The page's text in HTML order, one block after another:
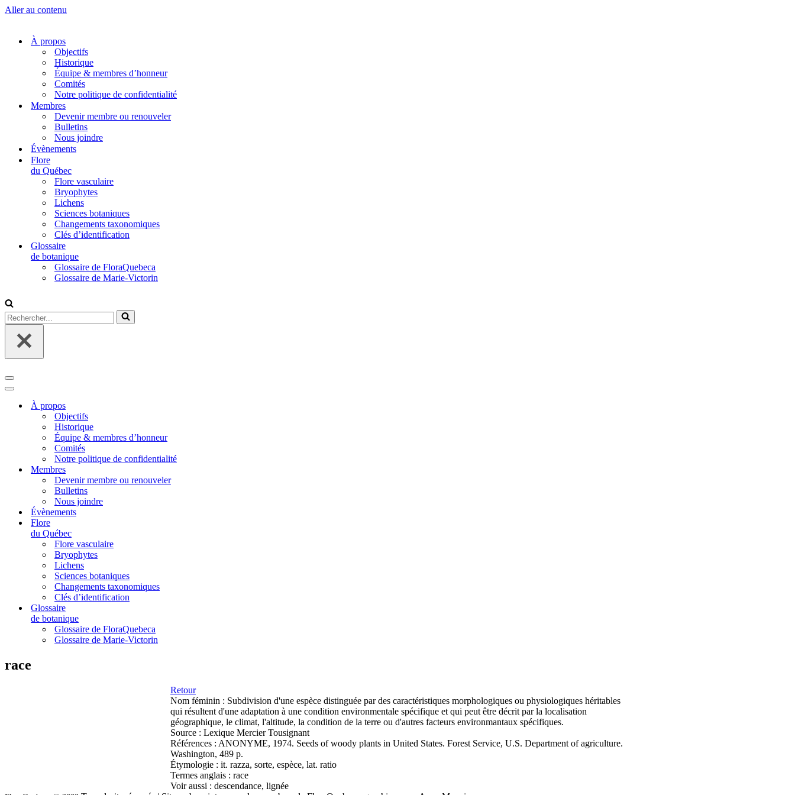
Aller au contenu
À propos
Objectifs
Historique
Équipe & membres d’honneur
Comités
Notre politique de confidentialité
Membres
Devenir membre ou renouveler
Bulletins
Nous joindre
Évènements
Flore
du Québec
Flore vasculaire
Bryophytes
Lichens
Sciences botaniques
Changements taxonomiques
Clés d’identification
Glossaire
de botanique
Glossaire de FloraQuebeca
Glossaire de Marie-Victorin
Rechercher...
Menu
de
navigation
Menu
navigationÀ propos
Objectifs
Historique
Équipe & membres d’honneur
Comités
Notre politique de confidentialité
Membres
Devenir membre ou renouveler
Bulletins
Nous joindre
Évènements
Flore
du Québec
Flore vasculaire
Bryophytes
Lichens
Sciences botaniques
Changements taxonomiques
Clés d’identification
Glossaire
de botanique
Glossaire de FloraQuebeca
Glossaire de Marie-Victorin
race
Retour
Nom féminin : Subdivision d'une espèce distinguée par des caractéristiques morphologiques ou physiologiques héritables
qui résultent d'une adaptation à une condition environmentale spécifique et qui peut être décrit par la localisation
géographique, le climat, l'altitude, la condition de la terre ou d'autres facteurs environmantaux spécifiques.
Source : Lexique Mercier Tousignant
Références : ANONYME, 1974. Seeds of woody plants in United States. Forest Service, U.S. Department of agriculture.
Washington, 489 p.
Étymologie : it. razza, sorte, espèce, lat. ratio
Termes anglais : race
Voir aussi : descendance, lignée